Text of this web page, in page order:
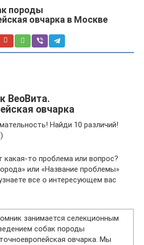
породы
овчарка в Москве
ВеоВита.
овчарка
Найди 10 различий!
то проблема или вопрос?
или «Название проблемы»
все о интересующем вас
занимается селекционным
собак породы
овчарка. Мы